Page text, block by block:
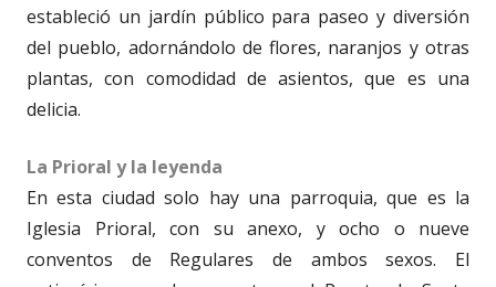
estableció un jardín público para paseo y diversión
del pueblo, adornándolo de flores, naranjos y otras
plantas, con comodidad de asientos, que es una
delicia.
La Prioral y la leyenda
En esta ciudad solo hay una parroquia, que es la
Iglesia Prioral, con su anexo, y ocho o nueve
conventos de Regulares de ambos sexos. El